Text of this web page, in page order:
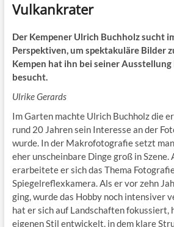
Vulkankrater
Der Kempener Ulrich Buchholz sucht
Perspektiven, um spektakuläre Bilder
Kempen hat ihn bei seiner
besucht.
Ulrike Gerards
Im Garten machte Ulrich Buchholz die
rund 20 Jahren sein Interesse an der
wurde. In der Makrofotografie setzt
eher unscheinbare Dinge groß in
erarbeitete er sich das Thema
Spiegelreflexkamera. Als er vor zehn
ging, wurde das Hobby noch intensiver
hat er sich auf Landschaften fokussiert,
eigenen Stil entwickelt, in dem klare